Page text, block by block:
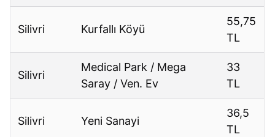
Silivri Kurfallı Köyü
55,75
TL
Silivri
Medical Park / Mega
Saray / Ven. Ev
33
TL
Silivri Yeni Sanayi
36,5
TL